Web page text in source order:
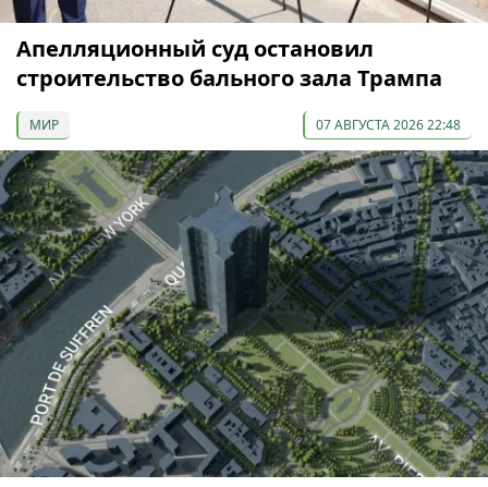
Апелляционный суд остановил
строительство бального зала Трампа
МИР 07 АВГУСТА 2026 22:48